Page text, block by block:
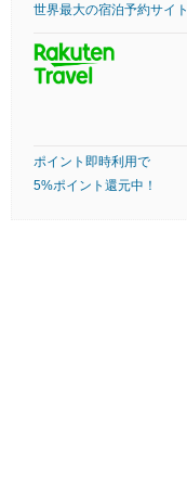
世界最大の宿泊予約サイト
ポイント即時利用で
5%ポイント還元中！